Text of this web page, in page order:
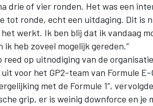
drie of vier ronden. Het was een
tot ronde, echt een uitdaging. Dit is
werkt. Ik ben blij dat ik vandaag
ik heb zoveel mogelijk gereden.”
reed op uitnodiging van de
voor het GP2-team van Formule E-
met de Formule 1”,
grip, er is weinig downforce en je